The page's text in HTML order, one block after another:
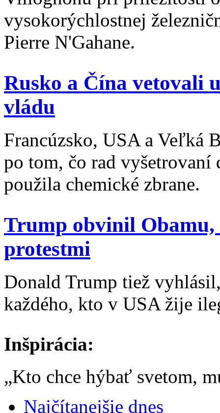
vysokorýchlostnej
Pierre N'Gahane.
Rusko a Čína vetovali
vládu
Francúzsko, USA a Veľká
po tom, čo rad vyšetrovaní
použila chemické zbrane.
Trump obvinil
protestmi
Donald Trump tiež
každého, kto v USA žije
Inšpirácia:
„Kto chce hýbať svetom,
Najčítanejšie dnes